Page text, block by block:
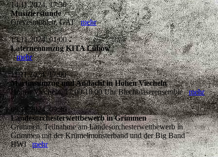
14.11.2024, 17:30
Musizierstunde
Grevesmühlen, GATmehr
13.11.2024, 01:00
Laternenumzug KITA Lübow
mehr
11.11.2024, 17:00
Martinsumzug und Andacht in Hohen Viecheln
Hohen Viecheln, 17.00-18.00 Uhr Blechbläserensemblemehr
09.11.2024, 09:30
Landesorchesterwettbewerb in Grimmen
Grimmen, Teilnahme am Landesorchesterwettbewerb in
Grimmen mit der Krümelmonsterband und der Big Band
HWImehr